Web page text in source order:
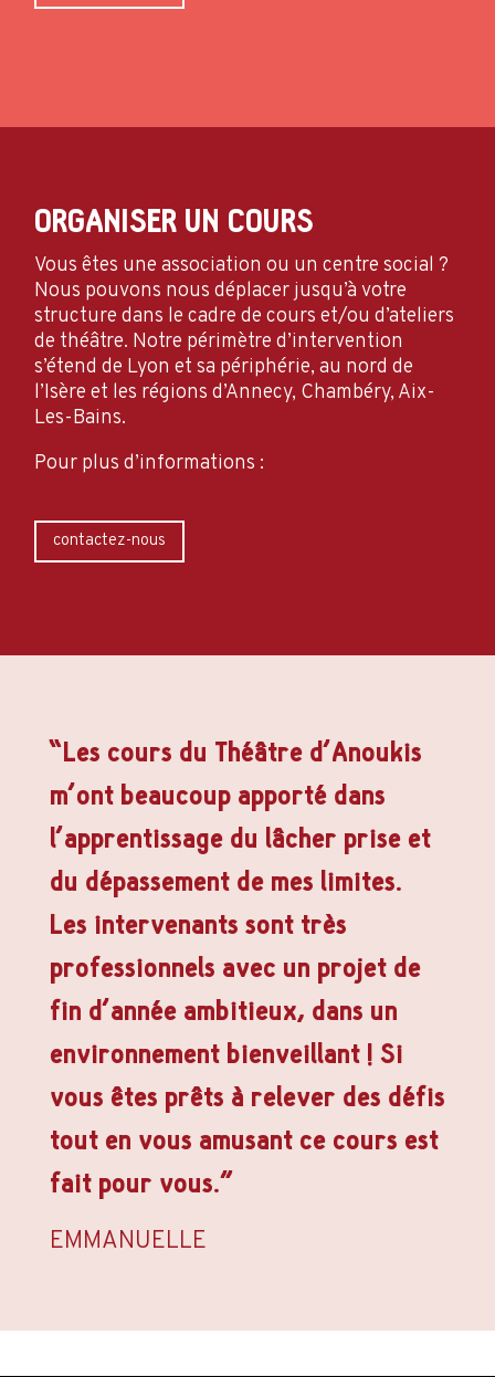
ORGANISER UN COURS
Vous êtes une association ou un centre social ?
Nous pouvons nous déplacer jusqu’à votre
structure dans le cadre de cours et/ou d’ateliers
de théâtre. Notre périmètre d’intervention
s’étend de Lyon et sa périphérie, au nord de
l’Isère et les régions d’Annecy, Chambéry, Aix-
Les-Bains.
Pour plus d’informations :
contactez-nous
“Les cours du Théâtre d’Anoukis
m’ont beaucoup apporté dans
l’apprentissage du lâcher prise et
du dépassement de mes limites.
Les intervenants sont très
professionnels avec un projet de
fin d’année ambitieux, dans un
environnement bienveillant ! Si
vous êtes prêts à relever des défis
tout en vous amusant ce cours est
fait pour vous.”
EMMANUELLE